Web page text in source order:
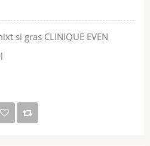
si gras CLINIQUE EVEN